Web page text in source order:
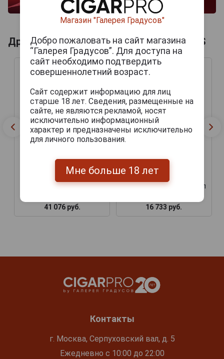
Другие продукты бренда CLES DES DUCS
Cles des Ducs Millesime
1969 years Арманьяк Кле
де Дюк Миллезим 1969г
41 076 руб.
Armagnac Cles des Ducs
Millesime 1980 years
Миллезим 1980 года 0.7л
16 733 руб.
Контакты
г. Москва, Серпуховский вал, д. 5
Ежедневно с 10:00 до 22:00
Магазин "Галерея Градусов"
Добро пожаловать на сайт магазина
“Галерея Градусов”. Для доступа на
сайт необходимо подтвердить
совершеннолетний возраст.
Сайт содержит информацию для лиц
старше 18 лет. Сведения, размещенные на
сайте, не являются рекламой, носят
исключительно информационный
характер и предназначены исключительно
для личного пользования.
Мне больше 18 лет